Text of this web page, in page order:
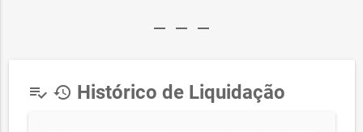
remove remove remove
playlist_add_check history Histórico de Liquidação